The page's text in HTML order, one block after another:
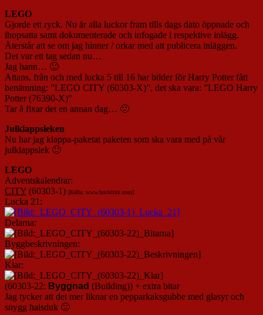
LEGO
Gjorde ett ryck. Nu är alla luckor fram tills dags dato öppnade och
ihopsatta samt dokumenterade och infogade i respektive inlägg.
Återstår att se om jag hinner / orkar med att publicera inläggen.
Det var ett tag sedan nu…
Jag hann… 🙂
Attans, från och med lucka 5 till 16 har bilder för Harry Potter fått
benämning: ”LEGO CITY (60303-X)”, det ska vara: ”LEGO Harry
Potter (76390-X)”
Tar å fixar det en annan dag… 🙁
Julklappsleken
Nu har jag klappa-paketat paketen som ska vara med på vår
julklappslek 🙂
LEGO
Adventskalendrar:
CITY (60303-1) [Källa: www.bricklink.com]
Lucka 21:
Delarna:
Byggbeskrivningen:
Klar:
(60303-22: Byggnad (Building)) + extra bitar
Jag tycker att det mer liknar en pepparkaksgubbe med glasyr och
snygg halsduk 🙂